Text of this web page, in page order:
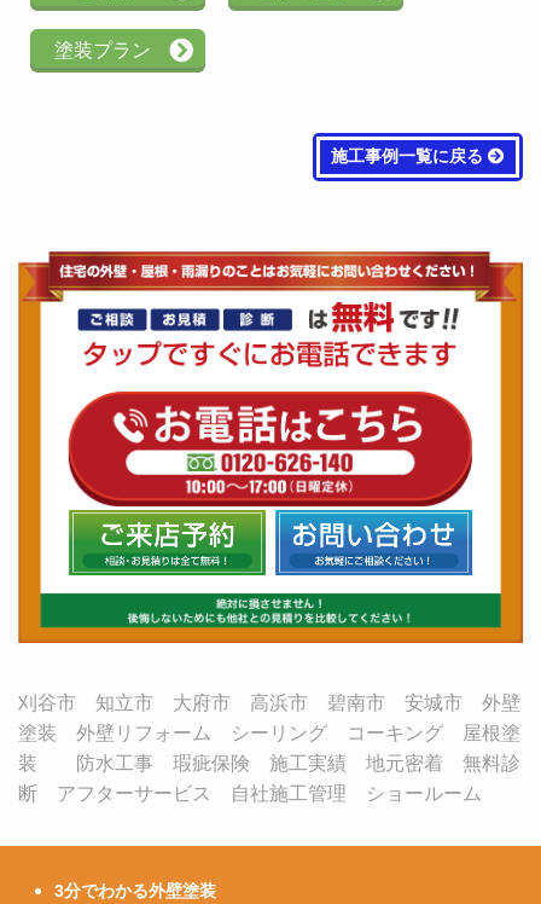
塗装プラン
施工事例一覧に戻る
刈谷市 知立市 大府市 高浜市 碧南市 安城市 外壁
塗装 外壁リフォーム シーリング コーキング 屋根塗
装 防水工事 瑕疵保険 施工実績 地元密着 無料診
断 アフターサービス 自社施工管理 ショールーム
3分でわかる外壁塗装